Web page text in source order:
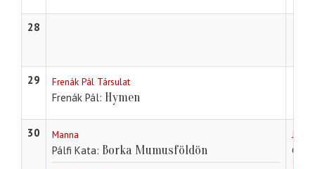
28
29 Frenák Pál Társulat
Frenák Pál Hymen
30 Manna
Pálfi Kata Borka Mumusföldön
Jókai